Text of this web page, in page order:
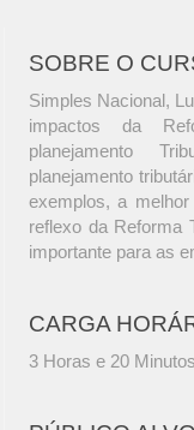
SOBRE O
Simples Nacional,
impactos da
planejamento
planejamento
exemplos, a
reflexo da Reforma
importante para as
CARGA
3 Horas e 20 Minutos